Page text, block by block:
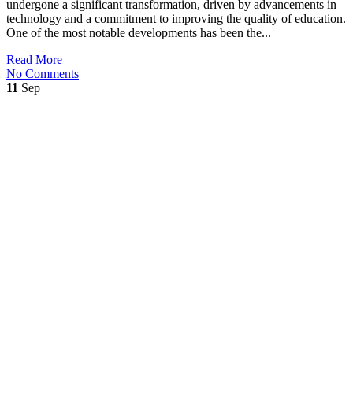
undergone a significant transformation, driven by advancements in
technology and a commitment to improving the quality of education.
One of the most notable developments has been the...
Read More
No Comments
11 Sep